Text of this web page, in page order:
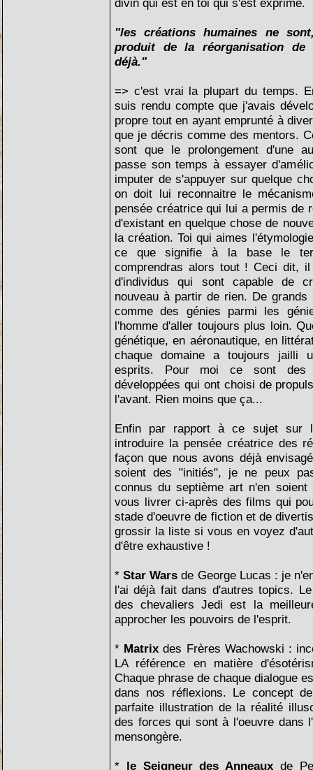
divin qui est en toi qui s'est exprimé.
"les créations humaines ne
produit de la réorganisation de
déjà."
=> c'est vrai la plupart du temps.
suis rendu compte que j'avais
propre tout en ayant emprunté à
que je décris comme des mentors.
sont que le prolongement d'une
passe son temps à essayer
imputer de s'appuyer sur quelque
on doit lui reconnaitre le
pensée créatrice qui lui a permis de
d'existant en quelque chose de
la création. Toi qui aimes
ce que signifie à la base le
comprendras alors tout ! Ceci dit,
d'individus qui sont capable de
nouveau à partir de rien. De grands
comme des génies parmi les
l'homme d'aller toujours plus loin.
génétique, en aéronautique, en
chaque domaine a toujours jailli
esprits. Pour moi ce sont des
développées qui ont choisi de
l'avant. Rien moins que ça...
Enfin par rapport à ce sujet sur
introduire la pensée créatrice des
façon que nous avons déjà
soient des "initiés", je ne peux
connus du septième art n'en
vous livrer ci-après des films qui
stade d'oeuvre de fiction et de
grossir la liste si vous en voyez
d'être exhaustive !
*Star Warsde George Lucas : je
l'ai déjà fait dans d'autres topics.
des chevaliers Jedi est la
approcher les pouvoirs de l'esprit.
* Matrixdes Frères Wachowski :
LA référence en matière
Chaque phrase de chaque dialogue
dans nos réflexions. Le concept
parfaite illustration de la réalité
des forces qui sont à l'oeuvre dans
mensongère.
* le Seigneur des Anneauxde